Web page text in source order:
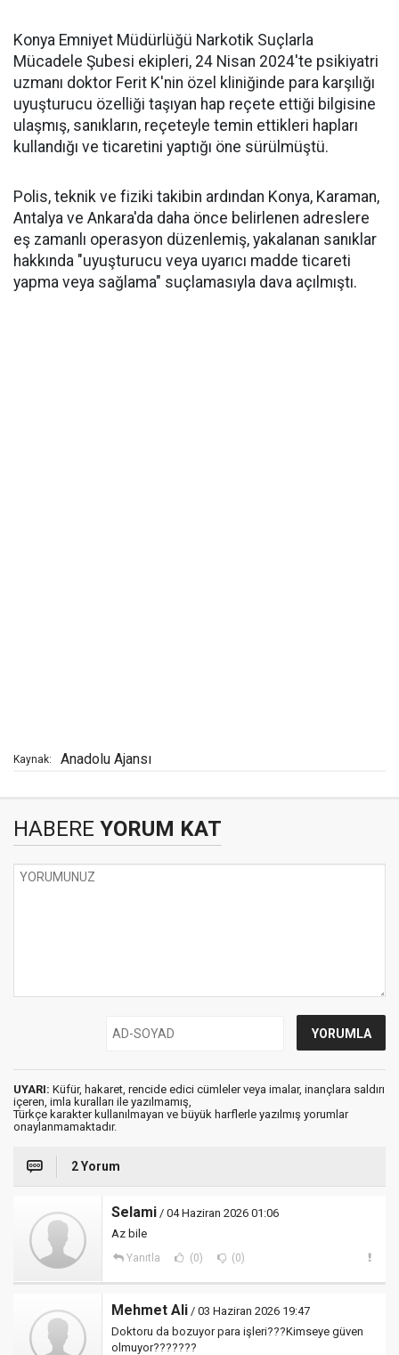
Konya Emniyet Müdürlüğü Narkotik Suçlarla
Mücadele Şubesi ekipleri, 24 Nisan 2024'te psikiyatri
uzmanı doktor Ferit K'nin özel kliniğinde para karşılığı
uyuşturucu özelliği taşıyan hap reçete ettiği bilgisine
ulaşmış, sanıkların, reçeteyle temin ettikleri hapları
kullandığı ve ticaretini yaptığı öne sürülmüştü.
Polis, teknik ve fiziki takibin ardından Konya, Karaman,
Antalya ve Ankara'da daha önce belirlenen adreslere
eş zamanlı operasyon düzenlemiş, yakalanan sanıklar
hakkında "uyuşturucu veya uyarıcı madde ticareti
yapma veya sağlama" suçlamasıyla dava açılmıştı.
Kaynak: Anadolu Ajansı
HABERE YORUM KAT
UYARI: Küfür, hakaret, rencide edici cümleler veya imalar, inançlara saldırı
içeren, imla kuralları ile yazılmamış,
Türkçe karakter kullanılmayan ve büyük harflerle yazılmış yorumlar
onaylanmamaktadır.
2 Yorum
Selami / 04 Haziran 2026 01:06
Az bile
Yanıtla (0) (0)
Mehmet Ali / 03 Haziran 2026 19:47
Doktoru da bozuyor para işleri???Kimseye güven
olmuyor???????